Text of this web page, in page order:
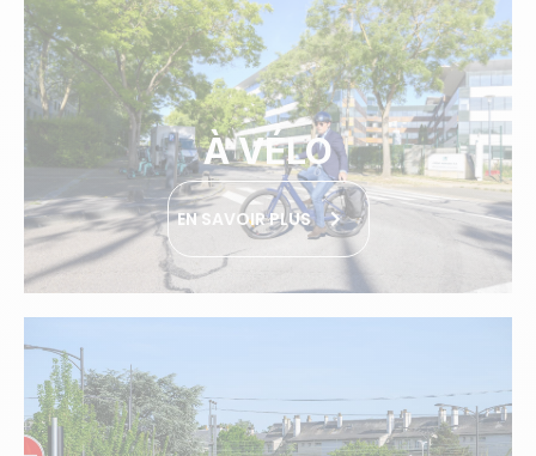
À VÉLO
EN SAVOIR PLUS